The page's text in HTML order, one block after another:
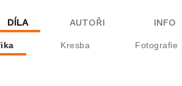
DÍLA AUTOŘI INFO
Kresba Fotografie